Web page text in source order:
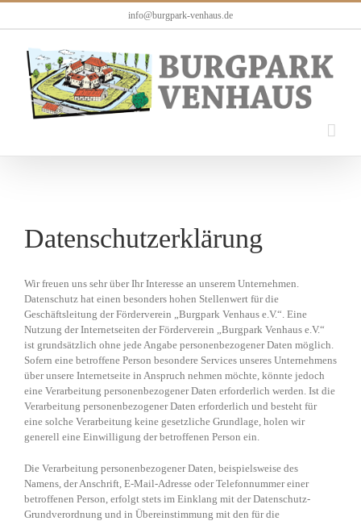
info@burgpark-venhaus.de
Datenschutzerklärung
Wir freuen uns sehr über Ihr Interesse an unserem Unternehmen.
Datenschutz hat einen besonders hohen Stellenwert für die
Geschäftsleitung der Förderverein „Burgpark Venhaus e.V.“. Eine
Nutzung der Internetseiten der Förderverein „Burgpark Venhaus e.V.“
ist grundsätzlich ohne jede Angabe personenbezogener Daten möglich.
Sofern eine betroffene Person besondere Services unseres Unternehmens
über unsere Internetseite in Anspruch nehmen möchte, könnte jedoch
eine Verarbeitung personenbezogener Daten erforderlich werden. Ist die
Verarbeitung personenbezogener Daten erforderlich und besteht für
eine solche Verarbeitung keine gesetzliche Grundlage, holen wir
generell eine Einwilligung der betroffenen Person ein.
Die Verarbeitung personenbezogener Daten, beispielsweise des
Namens, der Anschrift, E-Mail-Adresse oder Telefonnummer einer
betroffenen Person, erfolgt stets im Einklang mit der Datenschutz-
Grundverordnung und in Übereinstimmung mit den für die